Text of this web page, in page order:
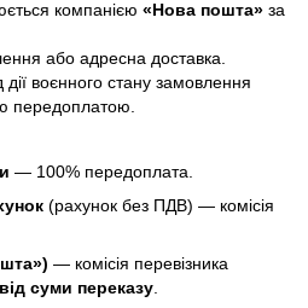
компанією «Нова пошта» за
або адресна доставка.
дії воєнного стану замовлення
передоплатою.
— 100% передоплата.
(рахунок без ПДВ) — комісія
— комісія перевізника
суми переказу.